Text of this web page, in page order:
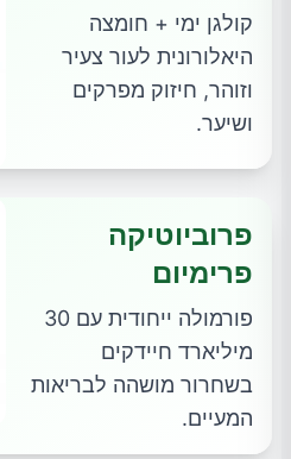
קולגן ימי + חומצה
היאלורונית לעור צעיר
וזוהר, חיזוק מפרקים
ושיער.
פרוביוטיקה
פרימיום
פורמולה ייחודית עם 30
מיליארד חיידקים
בשחרור מושהה לבריאות
המעיים.